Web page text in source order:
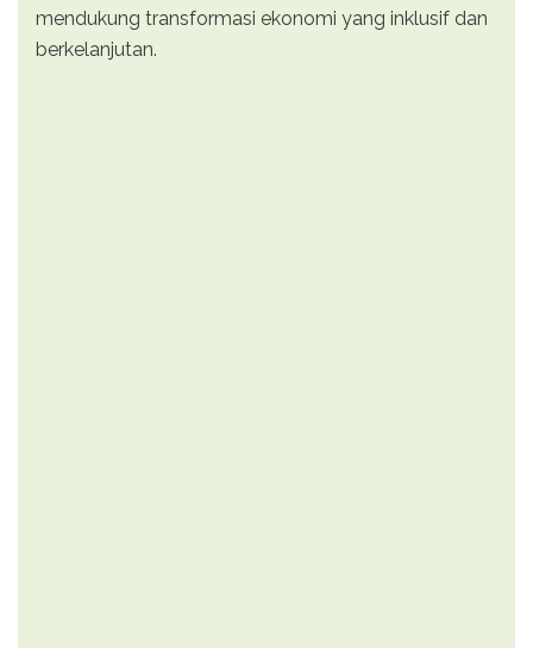
mendukung transformasi ekonomi yang inklusif dan
berkelanjutan.